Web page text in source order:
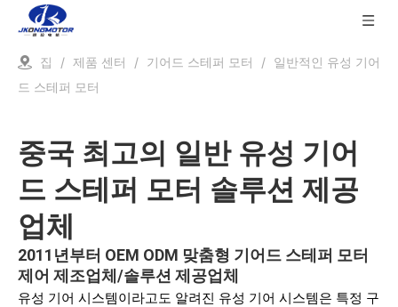
집 / 제품 센터 / 기어드 스테퍼 모터 / 일반적인 유성 기어
드 스테퍼 모터
중국 최고의 일반 유성 기어
드 스테퍼 모터 솔루션 제공
업체
2011년부터 OEM ODM 맞춤형 기어드 스테퍼 모터
제어 제조업체/솔루션 제공업체
유성 기어 시스템이라고도 알려진 유성 기어 시스템은 특정 구